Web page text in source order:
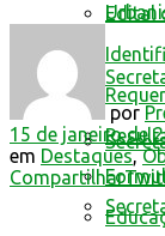
Edital
por
15 de janeiro de
em Destaques,
Compartilhar